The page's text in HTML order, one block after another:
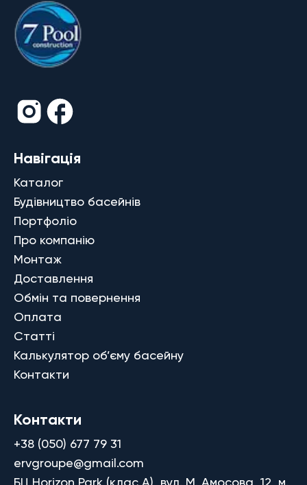
Навігація
Каталог
Будівництво басейнів
Портфоліо
Про компанію
Монтаж
Доставлення
Обмін та повернення
Оплата
Статті
Калькулятор об’єму басейну
Контакти
Контакти
+38 (050) 677 79 31
ervgroupe@gmail.com
БЦ Horizon Park (клас A), вул. М. Амосова, 12, м.